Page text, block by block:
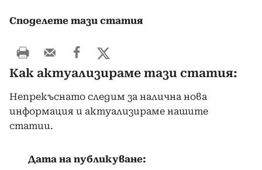
Споделете тази статия
Как актуализираме тази статия:
Непрекъснато следим за налична нова
информация и актуализираме нашите
статии.
Дата на публикуване: